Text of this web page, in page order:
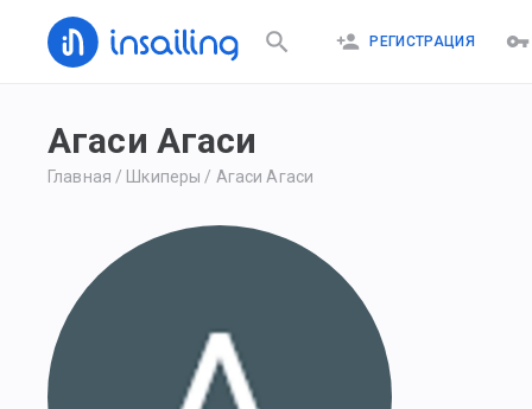
РЕГИСТРАЦИЯ
Агаси Агаси
Главная / Шкиперы / Агаси Агаси